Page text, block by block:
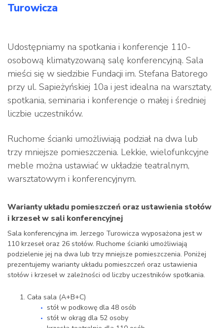
Turowicza
Udostępniamy na spotkania i konferencje 110-
osobową klimatyzowaną salę konferencyjną. Sala
mieści się w siedzibie Fundacji im. Stefana Batorego
przy ul. Sapieżyńskiej 10a i jest idealna na warsztaty,
spotkania, seminaria i konferencje o małej i średniej
liczbie uczestników.
Ruchome ścianki umożliwiają podział na dwa lub
trzy mniejsze pomieszczenia. Lekkie, wielofunkcyjne
meble można ustawiać w układzie teatralnym,
warsztatowym i konferencyjnym.
Warianty układu pomieszczeń oraz ustawienia stołów
i krzeseł w sali konferencyjnej
Sala konferencyjna im. Jerzego Turowicza wyposażona jest w
110 krzeseł oraz 26 stołów. Ruchome ścianki umożliwiają
podzielenie jej na dwa lub trzy mniejsze pomieszczenia. Poniżej
prezentujemy warianty układu pomieszczeń oraz ustawienia
stołów i krzeseł w zależności od liczby uczestników spotkania.
Cała sala (A+B+C)
stół w podkowę dla 48 osób
stół w okrąg dla 52 osoby